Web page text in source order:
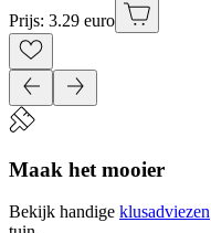
Prijs: 3.29 euro
Maak het mooier
Bekijk handige klusadviezen